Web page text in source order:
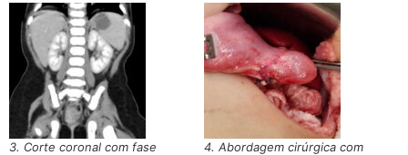
3. Corte coronal com fase
4. Abordagem cirúrgica com